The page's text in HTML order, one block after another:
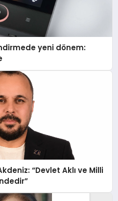
yeni dönem:
“Devlet Aklı ve Milli